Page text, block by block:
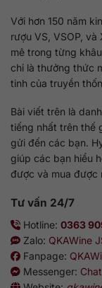
Với hơn 150 năm
rượu VS, VSOP,
mê trong từng
chỉ là thưởng thức
tinh của truyền
Bài viết trên là
tiếng nhất trên thế
gửi đến các bạn.
giúp các bạn hiểu
được và mua được
Tư vấn 24/7
Hotline: 0363
Zalo: QKAWine
Fanpage:
Messenger: